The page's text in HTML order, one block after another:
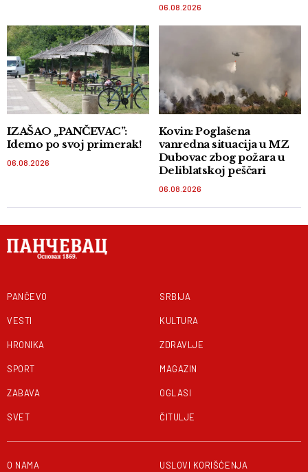
06.08.2026
IZAŠAO „PANČEVAC”:
Idemo po svoj primerak!
06.08.2026
Kovin: Poglašena
vanredna situacija u MZ
Dubovac zbog požara u
Deliblatskoj peščari
06.08.2026
PANČEVO
VESTI
HRONIKA
SPORT
ZABAVA
SVET
SRBIJA
KULTURA
ZDRAVLJE
MAGAZIN
OGLASI
ČITULJE
O NAMA USLOVI KORIŠĆENJA